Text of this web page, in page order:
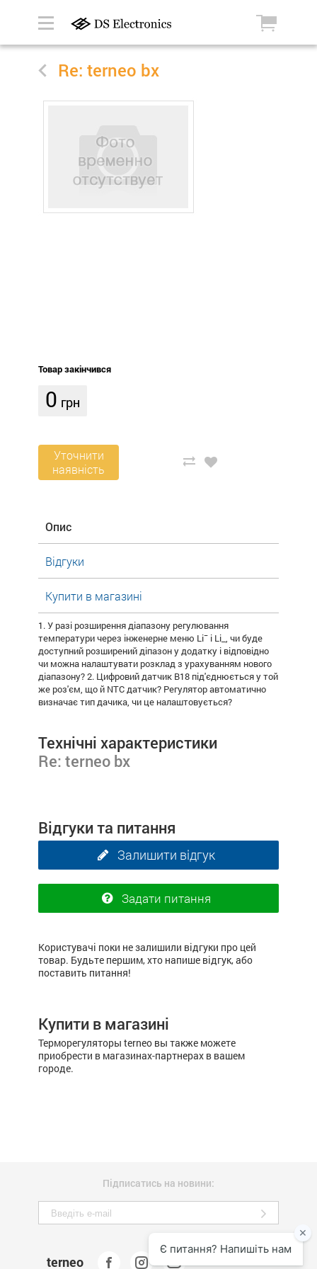
Re: terneo bx
Товар закінчився
0 грн
Уточнити
наявність
Опис
Відгуки
Купити в магазині
1. У разі розширення діапазону регулювання
температури через інженерне меню Li¯ і Li_, чи буде
доступний розширений діпазон у додатку і відповідно
чи можна налаштувати розклад з урахуванням нового
діапазону? 2. Цифровий датчик В18 під'єднюється у той
же роз'єм, що й NTC датчик? Регулятор автоматично
визначає тип дачика, чи це налаштовується?
Технічні характеристики
Re: terneo bx
Відгуки та питання
Залишити відгук
Задати питання
Користувачі поки не залишили відгуки про цей
товар. Будьте першим, хто напише відгук, або
поставить питання!
Купити в магазині
Терморегуляторы terneo вы также можете
приобрести в магазинах-партнерах в вашем
городе.
Підписатись на новини:
terneo